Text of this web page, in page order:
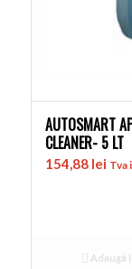
AUTOSMART
CLEANER- 5 LT
154,88 lei Tva
Adaugă